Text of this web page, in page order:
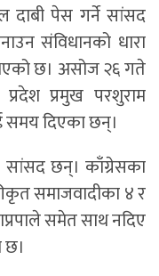
पेस गर्ने सांसद
संविधानको धारा
छ। असोज २६ गते
प्रमुख परशुराम
दिएका छन्।
छन्। काँग्रेसका
समाजवादीका ४ र
समेत साथ नदिए